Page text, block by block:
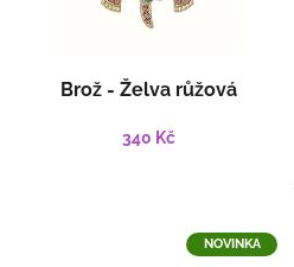
Brož - Želva růžová
340 Kč
NOVINKA